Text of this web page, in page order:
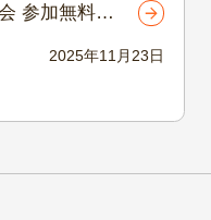
2025年11月23日
参加無料・
全な塗装を
5・6開催